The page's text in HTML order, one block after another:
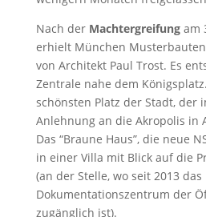
Nach der Machtergreifungam
erhielt München
von Architekt Paul Trost. Es
Zentrale nahe dem
schönsten Platz der Stadt, der
Anlehnung an die Akropolis in
Das “Braune Haus”, die neue
in einer Villa mit Blick auf die
(an der Stelle, wo seit 2013 das
Dokumentationszentrum der
zugänglich ist).